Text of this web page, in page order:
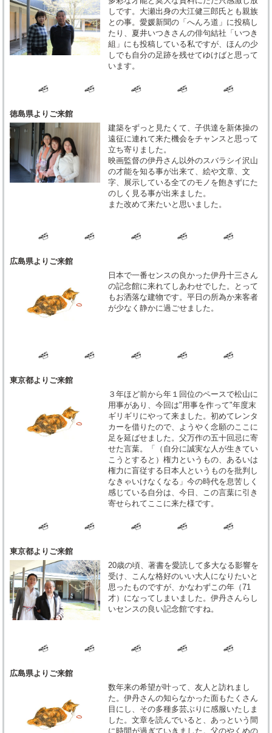
しです。大瀬出身の大江健三郎氏とも親族
との事。愛媛新聞の「へんろ道」に投稿し
たり、夏井いつきさんの俳句結社「いつき
組」にも投稿している私ですが、ほんの少
しでも自分の足跡を残せてゆけばと思って
います。
徳島県よりご来館
建築をずっと見たくて、子供達を新体操の
遠征に連れて来た機会をチャンスと思って
立ち寄りました。
映画監督の伊丹さん以外のスバラシイ沢山
の才能を知る事が出来て、絵や文章、文
字、展示している全てのモノを飽きずにた
のしく見る事が出来ました。
また改めて来たいと思いました。
広島県よりご来館
日本で一番センスの良かった伊丹十三さん
の記念館に来れてしあわせでした。とって
もお洒落な建物です。平日の所為か来客者
が少なく静かに過ごせました。
東京都よりご来館
３年ほど前から年１回位のペースで松山に
用事があり、今回は"用事を作って"年度末
ギリギリにやって来ました。初めてレンタ
カーを借りたので、ようやく念願のここに
足を延ばせました。父万作の五十回忌に寄
せた言葉。「（自分に誠実な人が生きてい
こうとすると）権力というもの、あるいは
権力に盲従する日本人というものを批判し
なきゃいけなくなる」今の時代を息苦しく
感じている自分は、今日、この言葉に引き
寄せられてここに来た様です。
東京都よりご来館
20歳の頃、著書を愛読して多大なる影響を
受け、こんな格好のいい大人になりたいと
思ったものですが、かなわずこの年（71
才）になってしまいました。伊丹さんらし
いセンスの良い記念館ですね。
広島県よりご来館
数年来の希望が叶って、友人と訪れまし
た。伊丹さんの知らなかった面もたくさん
目にし、その多種多芸ぶりに感服いたしま
した。文章を読んでいると、あっという間
に時間が過ぎていきました。父のやくめの